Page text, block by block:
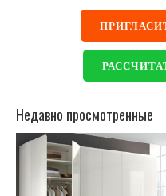
Недавно просмотренные